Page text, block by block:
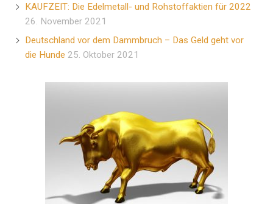
KAUFZEIT: Die Edelmetall- und Rohstoffaktien für 2022
26. November 2021
Deutschland vor dem Dammbruch – Das Geld geht vor
die Hunde 25. Oktober 2021